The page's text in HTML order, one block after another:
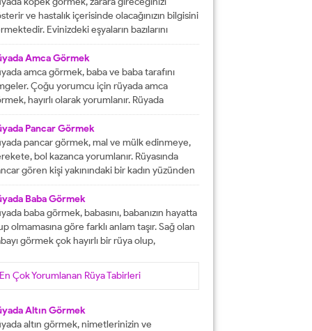
gideceğini gösterirken, ömür boyu
olan konforlu bir hayatın varlığına delalet
Ağız tadınızı bozan faktörleri...
ve hastalık içerisinde olacağınızın bilgisini
Evinizdeki eşyaların bazılarını
delalet etmektedir. Kuvvetsiz
durumun içerisinde kalacağınızın ve rahatsızlık
olacağınızın haberini vermektedir.
dönemlerin içerisinde olacağınızın
verir ve kendinizi başarısız
işaret olacaktır. Diğer yandan ise
yapacak olan kişilerden dolayı başınızın...
Amca Görmek
amca görmek, baba ve baba tarafını
Çoğu yorumcu için rüyada amca
hayırlı olarak yorumlanır. Rüyada
gören kişi, kısa süre içerisinde
çözüp, huzura kavuşacak demektir.
bu rüyayı gören kişinin sağlık sıkıntıları varsa,
çözüme ulaşacak olarak yorumlanır. İşsiz
kişinin bu rüyayı görmesi hayırlı iş
Pancar Görmek
pancar görmek, mal ve mülk edinmeye,
bol kazanca yorumlanır. Rüyasında
gören kişi yakınındaki bir kadın yüzünden
düşebilir, acı haber alabilir, başına gelecek
üzüntüye ve kedere tabir edilebilir. Bekar
rüyasında pancar görürse, yakın zamanda
yada evlenir. Evli birisinin gördüğü
rüyası, eşiyle kavgaya yada ayrılığa...
Baba Görmek
baba görmek, babasını, babanızın hayatta
olmamasına göre farklı anlam taşır. Sağ olan
görmek çok hayırlı bir rüya olup,
veren veren en değerli varlıklar, kişinin
etmiş ise ihtiyacı olanlara yardım etmesi
En Çok Yorumlanan Rüya Tabirleri
Altın Görmek
altın görmek, nimetlerinizin ve